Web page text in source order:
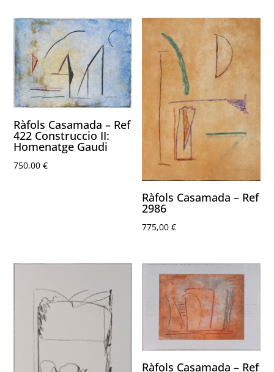
Ràfols Casamada – Ref
422 Construccio II:
Homenatge Gaudi
750,00€
Ràfols Casamada – Ref
2986
775,00€
Ràfols Casamada – Ref